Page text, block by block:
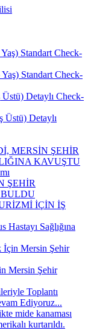
Standart Check-
Standart Check-
Detaylı Check-
Üstü) Detaylı
MERSİN ŞEHİR
KAVUŞTU
ŞEHİR
BULDU
İÇİN İŞ
Hastayı Sağlığına
İçin Mersin Şehir
Mersin Şehir
Toplantı
Ediyoruz...
mide kanaması
kurtarıldı.